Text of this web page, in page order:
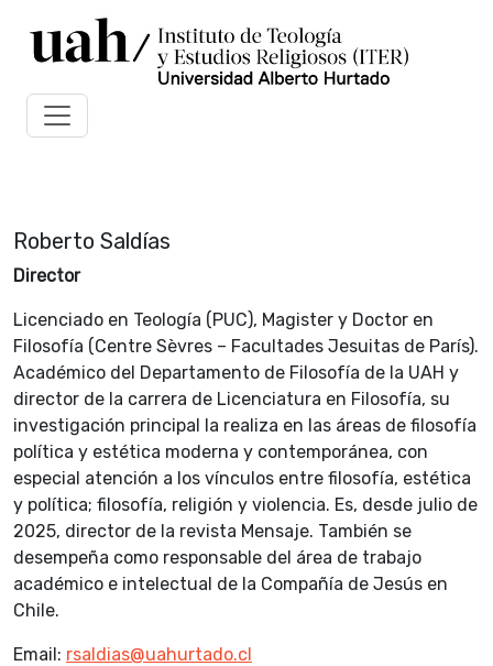
Roberto Saldías
Director
Licenciado en Teología (PUC), Magister y Doctor en
Filosofía (Centre Sèvres – Facultades Jesuitas de París).
Académico del Departamento de Filosofía de la UAH y
director de la carrera de Licenciatura en Filosofía, su
investigación principal la realiza en las áreas de filosofía
política y estética moderna y contemporánea, con
especial atención a los vínculos entre filosofía, estética
y política; filosofía, religión y violencia. Es, desde julio de
2025, director de la revista Mensaje. También se
desempeña como responsable del área de trabajo
académico e intelectual de la Compañía de Jesús en
Chile.
Email: rsaldias@uahurtado.cl